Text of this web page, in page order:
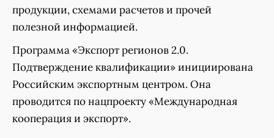
продукции, схемами расчетов и прочей
полезной информацией.
Программа «Экспорт регионов 2.0.
Подтверждение квалификации» инициирована
Российским экспортным центром. Она
проводится по нацпроекту «Международная
кооперация и экспорт».